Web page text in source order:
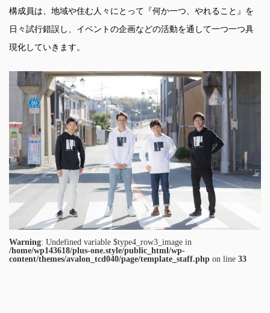
構成員は、地域や住む人々にとって『何か一つ、やれること』を
日々試行錯誤し、イベントの企画などの活動を通して一つ一つ具
現化していきます。
Warning: Undefined variable $type4_row3_image in
/home/wp143618/plus-one.style/public_html/wp-
content/themes/avalon_tcd040/page/template_staff.php on line 33